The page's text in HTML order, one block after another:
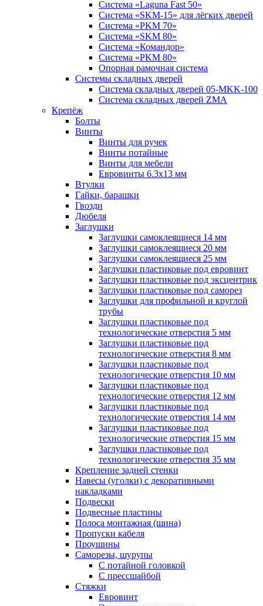
Система «Laguna Fast 50»
Система «SKM-15» для лёгких дверей
Система «PKM 70»
Система «SKM 80»
Система «Командор»
Система «PKM 80»
Опорная рамочная система
Системы складных дверей
Система складных дверей 05-MKK-100
Система складных дверей ZMA
Крепёж
Болты
Винты
Винты для ручек
Винты потайные
Винты для мебели
Евровинты 6.3х13 мм
Втулки
Гайки, барашки
Гвозди
Дюбеля
Заглушки
Заглушки самоклеящиеся 14 мм
Заглушки самоклеящиеся 20 мм
Заглушки самоклеящиеся 25 мм
Заглушки пластиковые под евровинт
Заглушки пластиковые под эксцентрик
Заглушки пластиковые под саморез
Заглушки для профильной и круглой
трубы
Заглушки пластиковые под
технологические отверстия 5 мм
Заглушки пластиковые под
технологические отверстия 8 мм
Заглушки пластиковые под
технологические отверстия 10 мм
Заглушки пластиковые под
технологические отверстия 12 мм
Заглушки пластиковые под
технологические отверстия 14 мм
Заглушки пластиковые под
технологические отверстия 15 мм
Заглушки пластиковые под
технологические отверстия 35 мм
Крепление задней стенки
Навесы (уголки) с декоративными
накладками
Подвески
Подвесные пластины
Полоса монтажная (шина)
Пропуски кабеля
Проушины
Саморезы, шурупы
С потайной головкой
С прессшайбой
Стяжки
Евровинт